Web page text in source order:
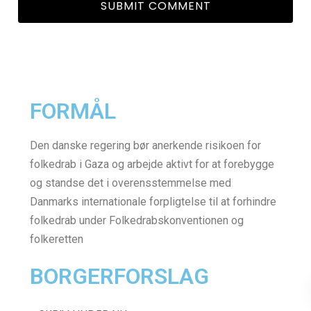
FORMÅL
Den danske regering bør anerkende risikoen for
folkedrab i Gaza og arbejde aktivt for at forebygge
og standse det i overensstemmelse med
Danmarks internationale forpligtelse til at forhindre
folkedrab under Folkedrabskonventionen og
folkeretten
BORGERFORSLAG